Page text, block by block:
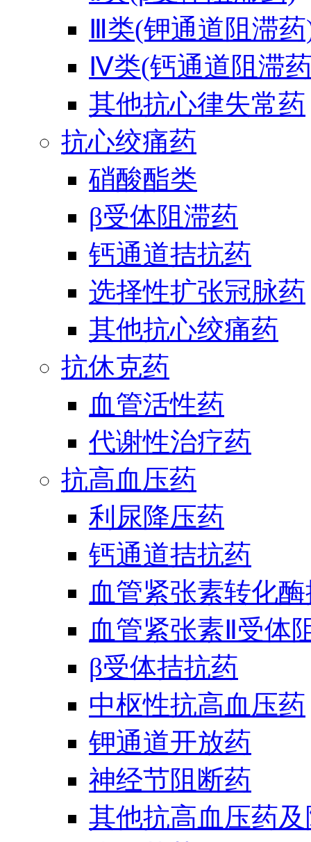
Ⅲ类(钾通道阻滞
Ⅳ类(钙通道阻滞
其他抗心律失常药
抗心绞痛药
硝酸酯类
β受体阻滞药
钙通道拮抗药
选择性扩张冠脉药
其他抗心绞痛药
抗休克药
血管活性药
代谢性治疗药
抗高血压药
利尿降压药
钙通道拮抗药
血管紧张素转化
血管紧张素Ⅱ受体
β受体拮抗药
中枢性抗高血压药
钾通道开放药
神经节阻断药
其他抗高血压药